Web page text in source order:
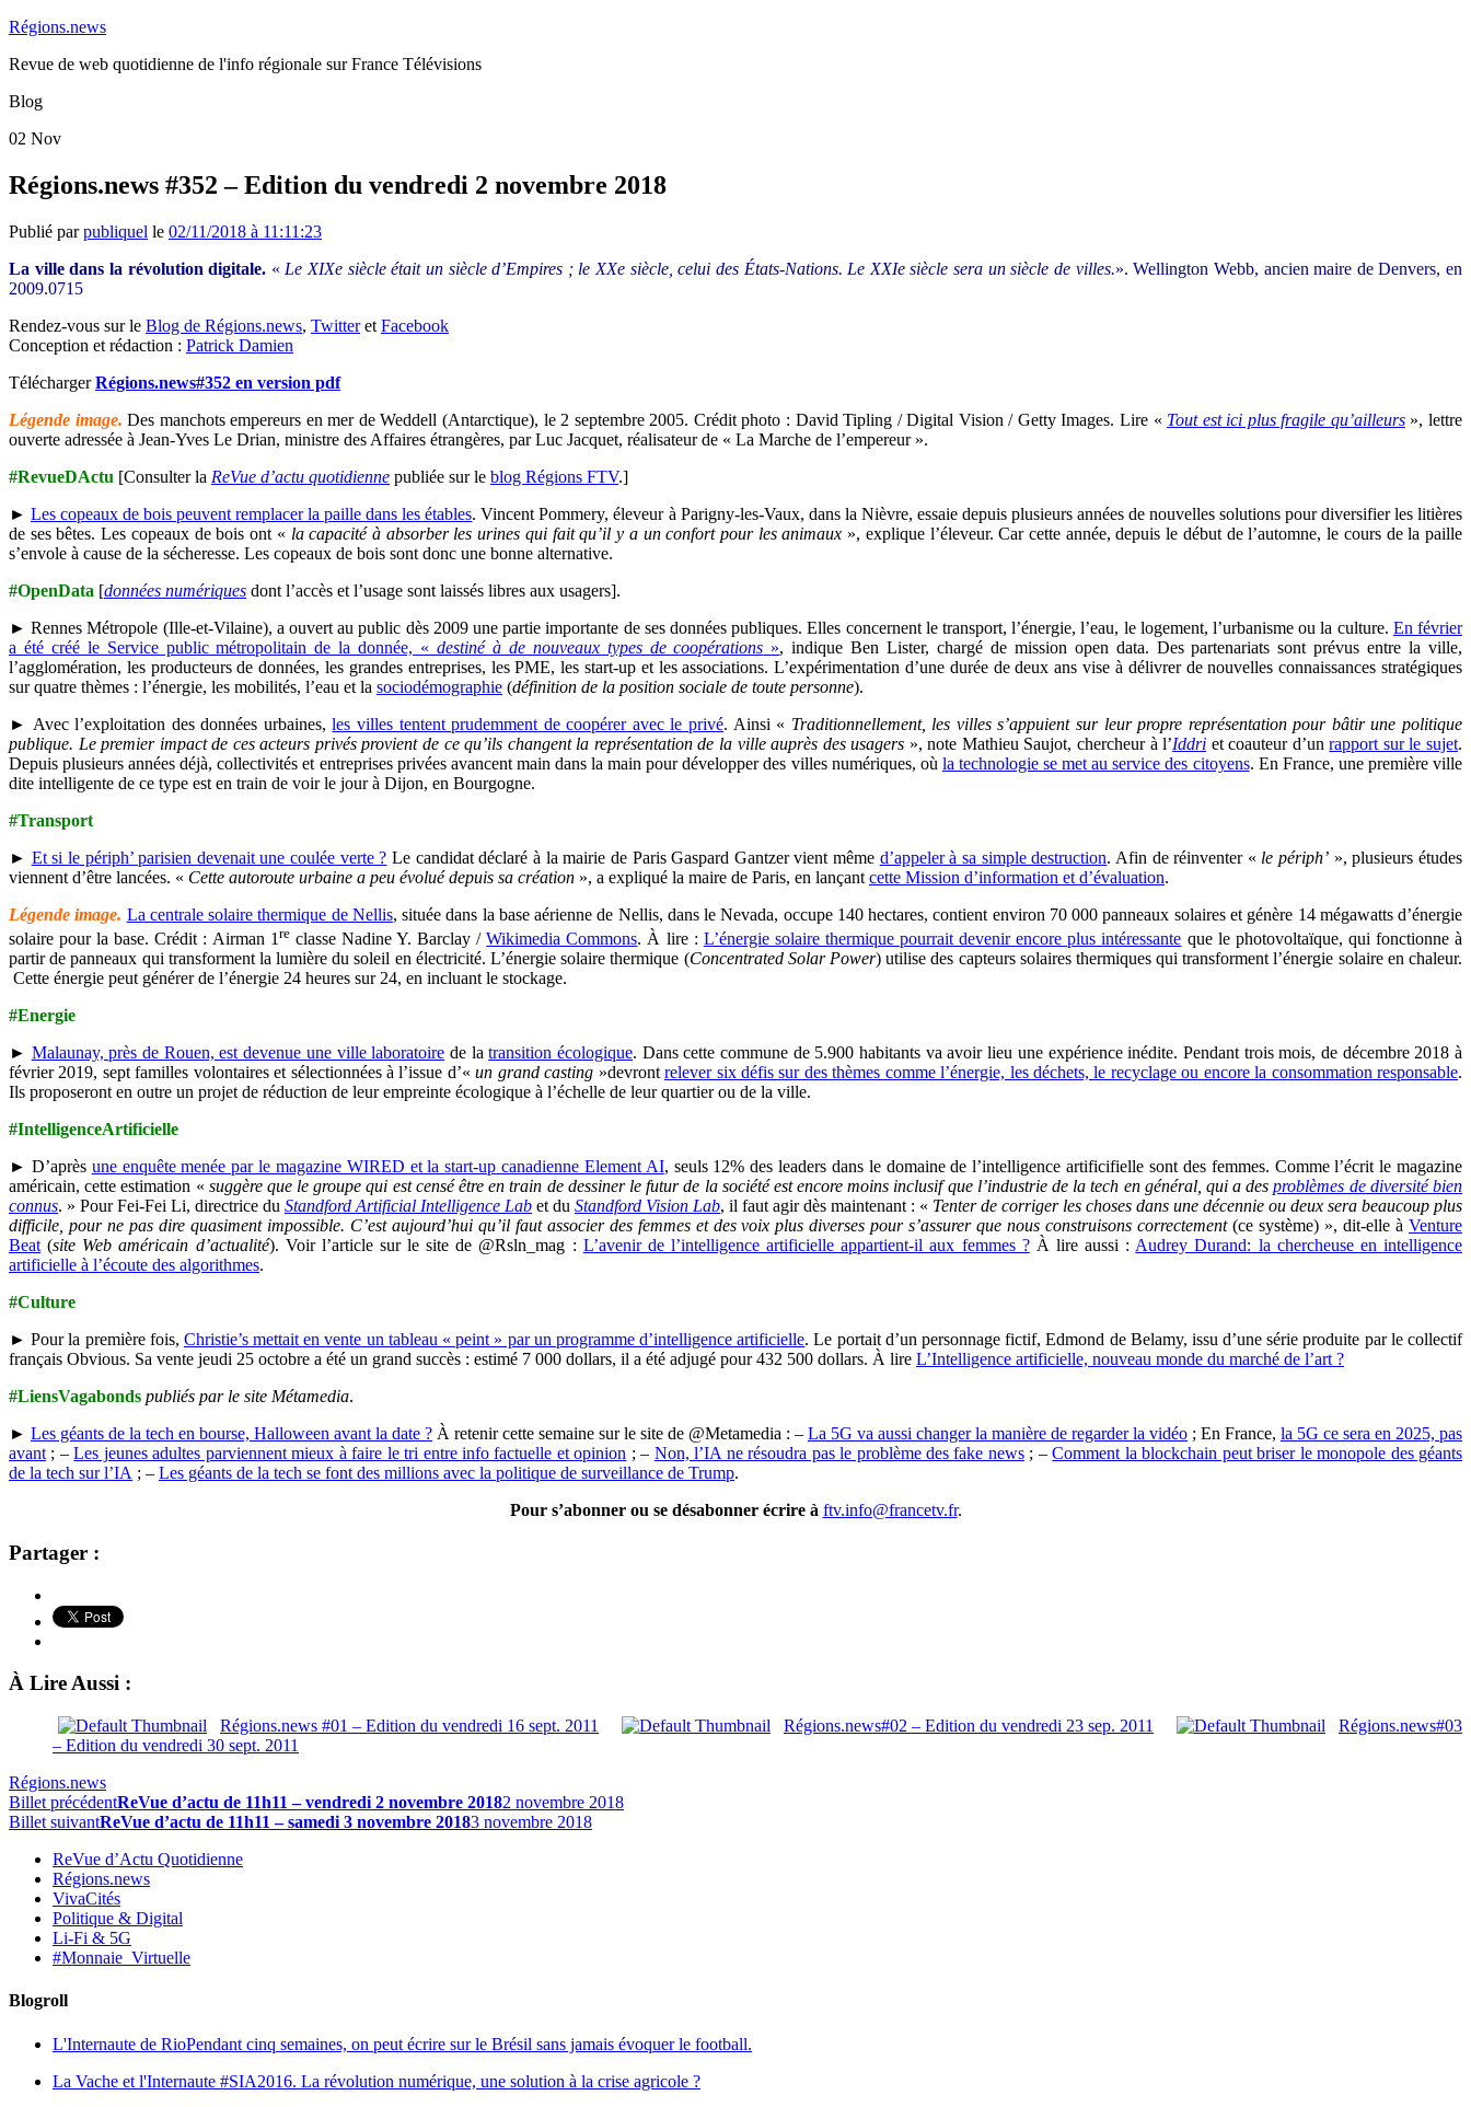
Régions.news
Revue de web quotidienne de l'info régionale sur France Télévisions
Blog
02 Nov
Régions.news #352 – Edition du vendredi 2 novembre 2018
Publié parpubliquel le 02/11/2018 à 11:11:23
La ville dans la révolution digitale. « Le XIXe siècle était un siècle d’Empires ; le XXe siècle, celui des États-Nations. Le XXIe siècle sera un siècle de villes.». Wellington Webb, ancien maire de Denvers, en
2009.0715
Rendez-vous sur le Blog de Régions.news, Twitteret Facebook
Conception et rédaction : Patrick Damien
TéléchargerRégions.news#352 en version pdf
Légende image. Des manchots empereurs en mer de Weddell (Antarctique), le 2 septembre 2005. Crédit photo : David Tipling / Digital Vision / Getty Images. Lire « Tout est ici plus fragile qu’ailleurs», lettre
ouverte adressée à Jean-Yves Le Drian, ministre des Affaires étrangères, par Luc Jacquet, réalisateur de « La Marche de l’empereur ».
#RevueDActu [Consulter la ReVue d’actu quotidienne publiée sur le blog Régions FTV.]
►Les copeaux de bois peuvent remplacer la paille dans les étables. Vincent Pommery, éleveur à Parigny-les-Vaux, dans la Nièvre, essaie depuis plusieurs années de nouvelles solutions pour diversifier les litières
de ses bêtes. Les copeaux de bois ont « la capacité à absorber les urines qui fait qu’il y a un confort pour les animaux », explique l’éleveur. Car cette année, depuis le début de l’automne, le cours de la paille
s’envole à cause de la sécheresse. Les copeaux de bois sont donc une bonne alternative.
#OpenData [données numériques dont l’accès et l’usage sont laissés libres aux usagers].
► Rennes Métropole (Ille-et-Vilaine), a ouvert au public dès 2009 une partie importante de ses données publiques. Elles concernent le transport, l’énergie, l’eau, le logement, l’urbanisme ou la culture. En février
a été créé le Service public métropolitain de la donnée, « destiné à de nouveaux types de coopérations », indique Ben Lister, chargé de mission open data. Des partenariats sont prévus entre la ville,
l’agglomération, les producteurs de données, les grandes entreprises, les PME, les start-up et les associations. L’expérimentation d’une durée de deux ans vise à délivrer de nouvelles connaissances stratégiques
sur quatre thèmes : l’énergie, les mobilités, l’eau et la sociodémographie (définition de la position sociale de toute personne).
► Avec l’exploitation des données urbaines,les villes tentent prudemment de coopérer avec le privé. Ainsi « Traditionnellement, les villes s’appuient sur leur propre représentation pour bâtir une politique
publique. Le premier impact de ces acteurs privés provient de ce qu’ils changent la représentation de la ville auprès des usagers », note Mathieu Saujot, chercheur à l’Iddri et coauteur d’unrapport sur le sujet.
Depuis plusieurs années déjà, collectivités et entreprises privées avancent main dans la main pour développer des villes numériques, où la technologie se met au service des citoyens. En France, une première ville
dite intelligente de ce type est en train de voir le jour à Dijon, en Bourgogne.
#Transport
► Et si le périph’ parisien devenait une coulée verte ? Le candidat déclaré à la mairie de Paris Gaspard Gantzer vient même d’appeler à sa simple destruction. Afin de réinventer « le périph’ », plusieurs études
viennent d’être lancées. « Cette autoroute urbaine a peu évolué depuis sa création », a expliqué la maire de Paris, en lançant cette Mission d’information et d’évaluation.
Légende image. La centrale solaire thermique de Nellis, située dans la base aérienne de Nellis, dans le Nevada, occupe 140 hectares, contient environ 70 000 panneaux solaires et génère 14 mégawatts d’énergie
solaire pour la base. Crédit : Airman 1 reclasse Nadine Y. Barclay /Wikimedia Commons. À lire : L’énergie solaire thermique pourrait devenir encore plus intéressante que le photovoltaïque, qui fonctionne à
partir de panneaux qui transforment la lumière du soleil en électricité. L’énergie solaire thermique (Concentrated Solar Power) utilise des capteurs solaires thermiques qui transforment l’énergie solaire en chaleur.
Cette énergie peut générer de l’énergie 24 heures sur 24, en incluant le stockage.
#Energie
► Malaunay, près de Rouen, est devenue une ville laboratoire de latransition écologique. Dans cette commune de 5.900 habitants va avoir lieu une expérience inédite. Pendant trois mois, de décembre 2018 à
février 2019, sept familles volontaires et sélectionnées à l’issue d’«un grand casting »devrontrelever six défis sur des thèmes comme l’énergie, les déchets, le recyclage ou encore la consommation responsable.
Ils proposeront en outre un projet de réduction de leur empreinte écologique à l’échelle de leur quartier ou de la ville.
#IntelligenceArtificielle
► D’après une enquête menée par le magazine WIRED et la start-up canadienne Element AI, seuls 12% des leaders dans le domaine de l’intelligence artificifielle sont des femmes. Comme l’écrit le magazine
américain, cette estimation « suggère que le groupe qui est censé être en train de dessiner le futur de la société est encore moins inclusif que l’industrie de la tech en général, qui a desproblèmes de diversité bien
connus. » Pour Fei-Fei Li, directrice du Standford Artificial Intelligence Lab et du Standford Vision Lab, il faut agir dès maintenant : « Tenter de corriger les choses dans une décennie ou deux sera beaucoup plus
difficile, pour ne pas dire quasiment impossible. C’est aujourd’hui qu’il faut associer des femmes et des voix plus diverses pour s’assurer que nous construisons correctement(ce système) », dit-elle àVenture
Beat (site Web américain d’actualité). Voir l’article sur le site de @Rsln_mag : L’avenir de l’intelligence artificielle appartient-il aux femmes ?À lire aussi : Audrey Durand: la chercheuse en intelligence
artificielle à l’écoute des algorithmes.
#Culture
► Pour la première fois, Christie’s mettait en vente un tableau « peint » par un programme d’intelligence artificielle. Le portait d’un personnage fictif, Edmond de Belamy, issu d’une série produite par le collectif
français Obvious. Sa vente jeudi 25 octobre a été un grand succès : estimé 7 000 dollars, il a été adjugé pour 432 500 dollars. À lire L’Intelligence artificielle, nouveau monde du marché de l’art ?
#LiensVagabonds publiés par le site Métamedia.
► Les géants de la tech en bourse, Halloween avant la date ? À retenir cette semaine sur le site de @Metamedia : – La 5G va aussi changer la manière de regarder la vidéo ; En France, la 5G ce sera en 2025, pas
avant ; –Les jeunes adultes parviennent mieux à faire le tri entre info factuelle et opinion ; – Non, l’IA ne résoudra pas le problème des fake news; –Comment la blockchain peut briser le monopole des géants
de la tech sur l’IA ; – Les géants de la tech se font des millions avec la politique de surveillance de Trump.
Pour s’abonner ou se désabonner écrire à ftv.info@francetv.fr.
Partager :
À Lire Aussi :
Régions.news #01 – Edition du vendredi 16 sept. 2011 Régions.news#02 – Edition du vendredi 23 sep. 2011
Régions.news#03
– Edition du vendredi 30 sept. 2011
Régions.news
Billet précédentReVue d’actu de 11h11 – vendredi 2 novembre 20182 novembre 2018
Billet suivantReVue d’actu de 11h11 – samedi 3 novembre 20183 novembre 2018
ReVue d’Actu Quotidienne
Régions.news
VivaCités
Politique & Digital
Li-Fi & 5G
#Monnaie_Virtuelle
Blogroll
L'Internaute de RioPendant cinq semaines, on peut écrire sur le Brésil sans jamais évoquer le football.
La Vache et l'Internaute #SIA2016. La révolution numérique, une solution à la crise agricole ?